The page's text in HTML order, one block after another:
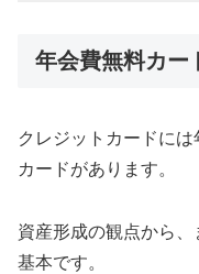
年会費無料カー
クレジットカードに
カードがあります。
資産形成の観点から
基本です。